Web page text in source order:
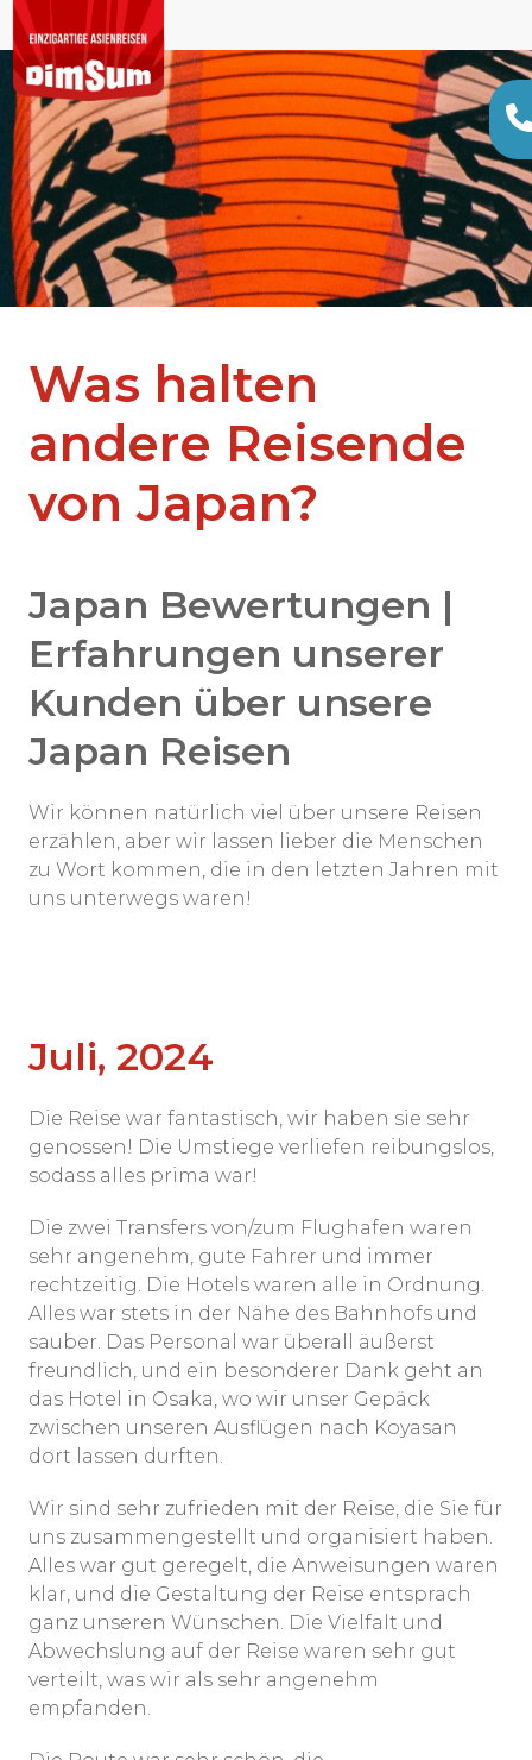
Was halten
andere Reisende
von Japan?
Japan Bewertungen |
Erfahrungen unserer
Kunden über unsere
Japan Reisen
Wir können natürlich viel über unsere Reisen
erzählen, aber wir lassen lieber die Menschen
zu Wort kommen, die in den letzten Jahren mit
uns unterwegs waren!
Juli, 2024
Die Reise war fantastisch, wir haben sie sehr
genossen! Die Umstiege verliefen reibungslos,
sodass alles prima war!
Die zwei Transfers von/zum Flughafen waren
sehr angenehm, gute Fahrer und immer
rechtzeitig. Die Hotels waren alle in Ordnung.
Alles war stets in der Nähe des Bahnhofs und
sauber. Das Personal war überall äußerst
freundlich, und ein besonderer Dank geht an
das Hotel in Osaka, wo wir unser Gepäck
zwischen unseren Ausflügen nach Koyasan
dort lassen durften.
Wir sind sehr zufrieden mit der Reise, die Sie für
uns zusammengestellt und organisiert haben.
Alles war gut geregelt, die Anweisungen waren
klar, und die Gestaltung der Reise entsprach
ganz unseren Wünschen. Die Vielfalt und
Abwechslung auf der Reise waren sehr gut
verteilt, was wir als sehr angenehm
empfanden.